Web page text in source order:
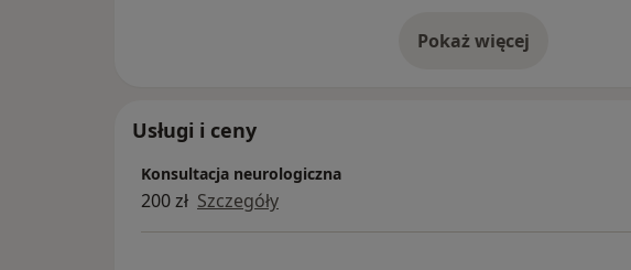
padaczka, stwardnienie rozsiane, drżenie, zespoły otępienne.
Pokaż więcejo doświadczeniu
Usługi i ceny
Konsultacja neurologiczna
200 zł Szczegóły